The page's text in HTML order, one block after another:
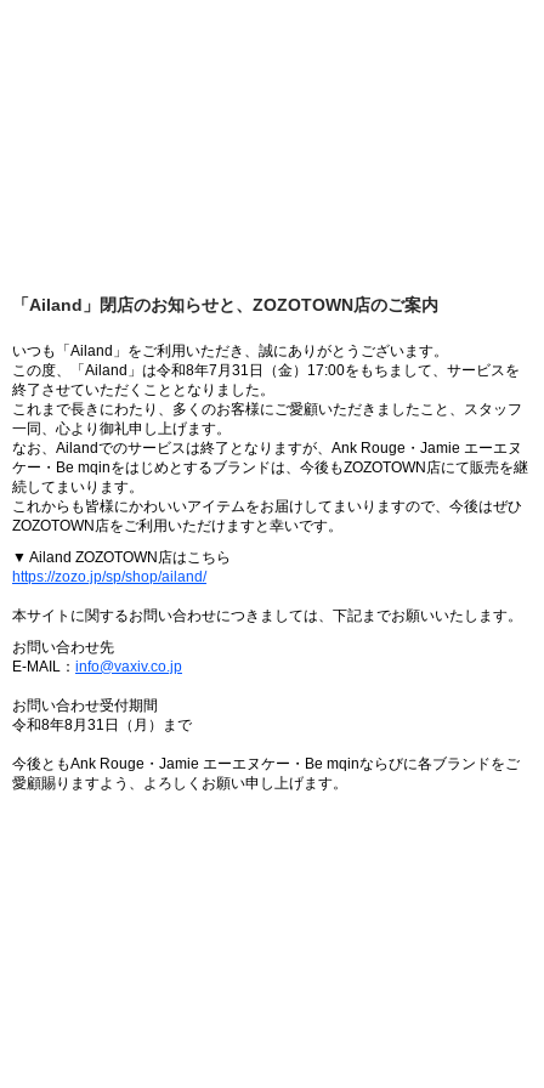
「Ailand」閉店のお知らせと、ZOZOTOWN店のご案内
いつも「Ailand」をご利用いただき、誠にありがとうございます。
この度、「Ailand」は令和8年7月31日（金）17:00をもちまして、サービスを
終了させていただくこととなりました。
これまで長きにわたり、多くのお客様にご愛顧いただきましたこと、スタッフ
一同、心より御礼申し上げます。
なお、Ailandでのサービスは終了となりますが、Ank Rouge・Jamie エーエヌ
ケー・Be mqinをはじめとするブランドは、今後もZOZOTOWN店にて販売を継
続してまいります。
これからも皆様にかわいいアイテムをお届けしてまいりますので、今後はぜひ
ZOZOTOWN店をご利用いただけますと幸いです。
▼ Ailand ZOZOTOWN店はこちら
https://zozo.jp/sp/shop/ailand/
本サイトに関するお問い合わせにつきましては、下記までお願いいたします。
お問い合わせ先
E-MAIL： info@vaxiv.co.jp
お問い合わせ受付期間
令和8年8月31日（月）まで
今後ともAnk Rouge・Jamie エーエヌケー・Be mqinならびに各ブランドをご
愛顧賜りますよう、よろしくお願い申し上げます。